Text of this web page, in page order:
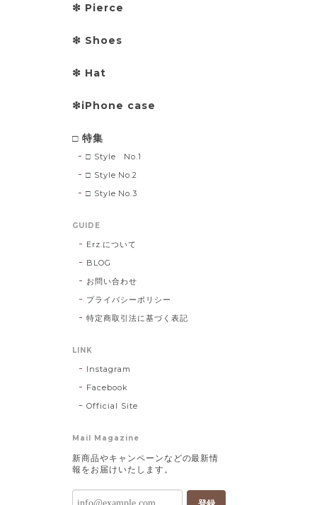
❇︎ Pierce
❇︎ Shoes
❇︎ Hat
❇︎iPhone case
□ 特集
□ Style No.1
□ Style No.2
□ Style No.3
GUIDE
Erz.について
BLOG
お問い合わせ
プライバシーポリシー
特定商取引法に基づく表記
LINK
Instagram
Facebook
Official Site
Mail Magazine
新商品やキャンペーンなどの最新情
報をお届けいたします。